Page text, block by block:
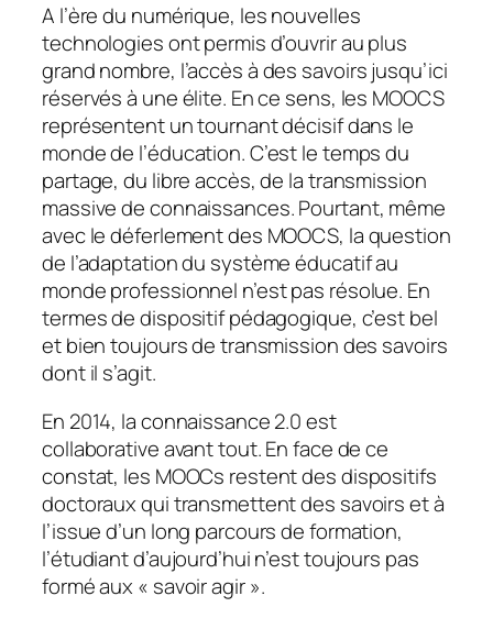
A l’ère du numérique, les nouvelles
technologies ont permis d’ouvrir au plus
grand nombre, l’accès à des savoirs jusqu’ici
réservés à une élite. En ce sens, les MOOCS
représentent un tournant décisif dans le
monde de l’éducation. C’est le temps du
partage, du libre accès, de la transmission
massive de connaissances. Pourtant, même
avec le déferlement des MOOCS, la question
de l’adaptation du système éducatif au
monde professionnel n’est pas résolue. En
termes de dispositif pédagogique, c’est bel
et bien toujours de transmission des savoirs
dont il s’agit.
En 2014, la connaissance 2.0 est
collaborative avant tout. En face de ce
constat, les MOOCs restent des dispositifs
doctoraux qui transmettent des savoirs et à
l’issue d’un long parcours de formation,
l’étudiant d’aujourd’hui n’est toujours pas
formé aux « savoir agir».